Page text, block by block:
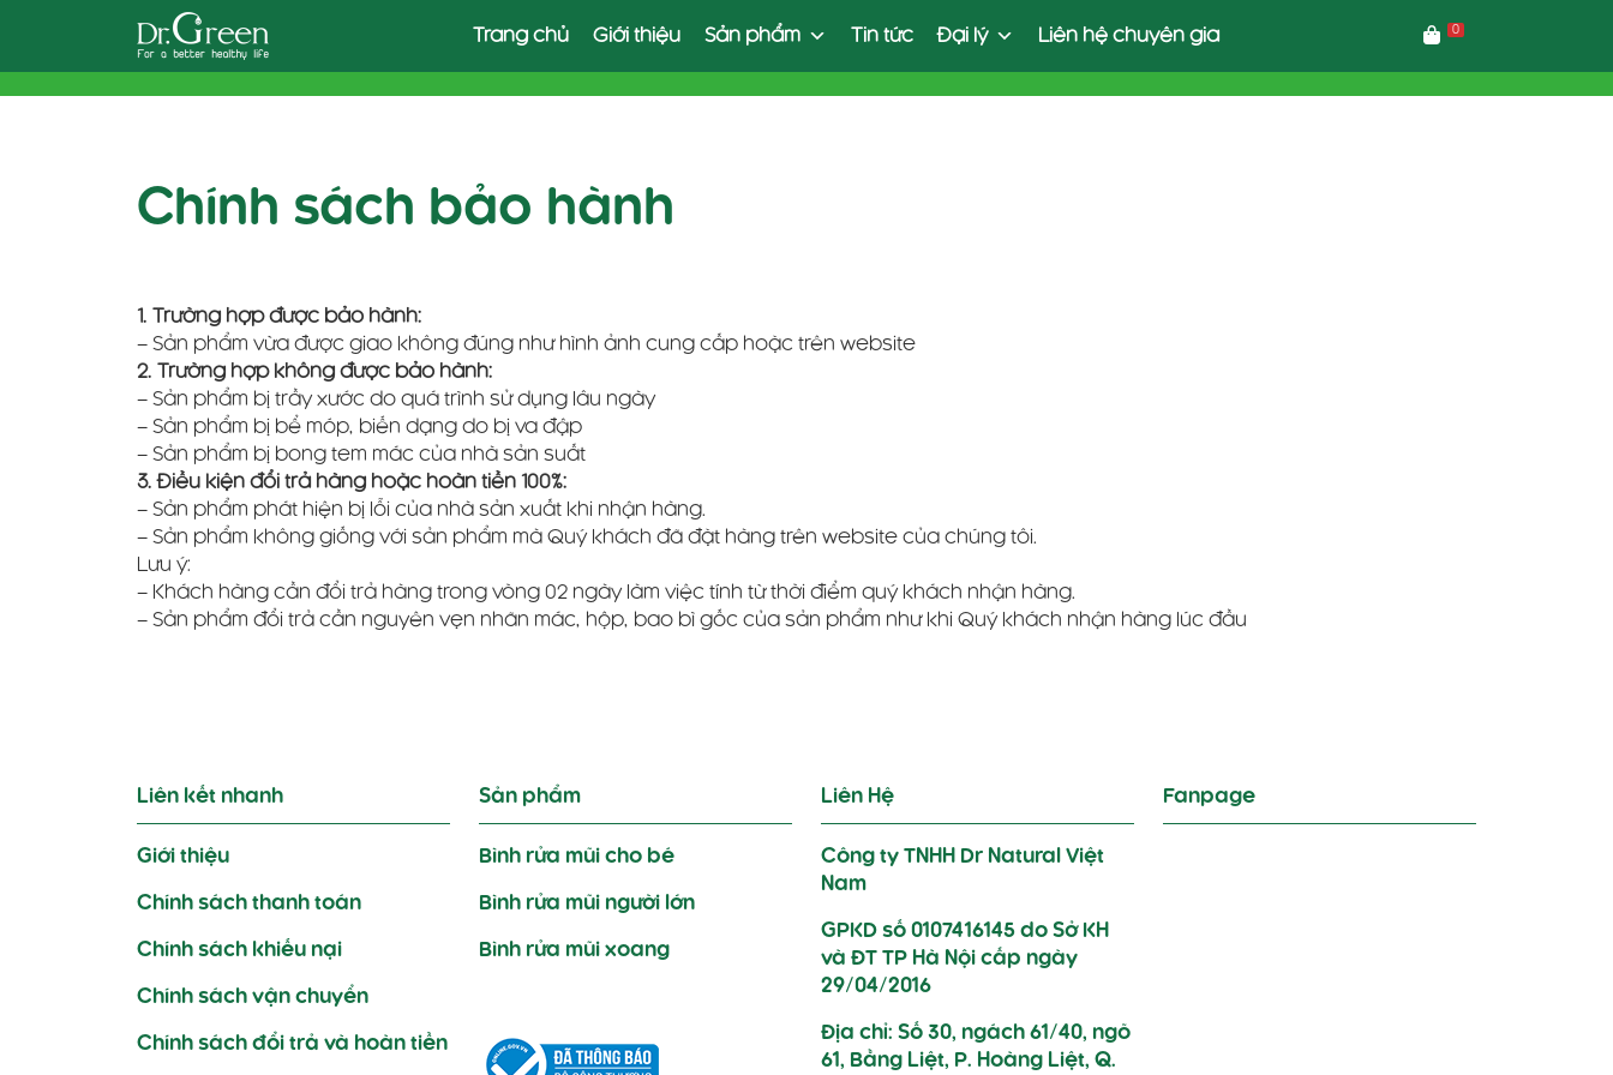
Trang chủ Giới thiệu Sản phẩm Tin tức Đại lý Liên hệ chuyên gia 0
Chính sách bảo hành
1. Trường hợp được bảo hành:
– Sản phẩm vừa được giao không đúng như hình ảnh cung cấp hoặc trên website
2. Trường hợp không được bảo hành:
– Sản phẩm bị trầy xước do quá trình sử dụng lâu ngày
– Sản phẩm bị bể móp, biến dạng do bị va đập
– Sản phẩm bị bong tem mác của nhà sản suất
3. Điều kiện đổi trả hàng hoặc hoàn tiền 100%:
– Sản phẩm phát hiện bị lỗi của nhà sản xuất khi nhận hàng.
– Sản phẩm không giống với sản phẩm mà Quý khách đã đặt hàng trên website của chúng tôi.
Lưu ý:
– Khách hàng cần đổi trả hàng trong vòng 02 ngày làm việc tính từ thời điểm quý khách nhận hàng.
– Sản phẩm đổi trả cần nguyên vẹn nhãn mác, hộp, bao bì gốc của sản phẩm như khi Quý khách nhận hàng lúc đầu
Liên kết nhanh
Giới thiệu
Chính sách thanh toán
Chính sách khiếu nại
Chính sách vận chuyển
Chính sách đổi trả và hoàn tiền
Sản phẩm
Bình rửa mũi cho bé
Bình rửa mũi người lớn
Bình rửa mũi xoang
Liên Hệ
Công ty TNHH Dr Natural Việt
Nam
GPKD số 0107416145 do Sở KH
và ĐT TP Hà Nội cấp ngày
29/04/2016
Địa chỉ: Số 30, ngách 61/40, ngõ
61, Bằng Liệt, P. Hoàng Liệt, Q.
Fanpage